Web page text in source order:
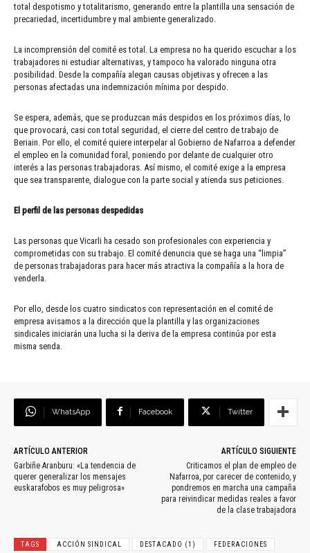
total despotismo y totalitarismo, generando entre la plantilla una sensación de
precariedad, incertidumbre y mal ambiente generalizado.
La incomprensión del comité es total. La empresa no ha querido escuchar a los
trabajadores ni estudiar alternativas, y tampoco ha valorado ninguna otra
posibilidad. Desde la compañía alegan causas objetivas y ofrecen a las
personas afectadas una indemnización mínima por despido.
Se espera, además, que se produzcan más despidos en los próximos días, lo
que provocará, casi con total seguridad, el cierre del centro de trabajo de
Beriain. Por ello, el comité quiere interpelar al Gobierno de Nafarroa a defender
el empleo en la comunidad foral, poniendo por delante de cualquier otro
interés a las personas trabajadoras. Así mismo, el comité exige a la empresa
que sea transparente, dialogue con la parte social y atienda sus peticiones.
El perfil de las personas despedidas
Las personas que Vicarli ha cesado son profesionales con experiencia y
comprometidas con su trabajo. El comité denuncia que se haga una “limpia”
de personas trabajadoras para hacer más atractiva la compañía a la hora de
venderla.
Por ello, desde los cuatro sindicatos con representación en el comité de
empresa avisamos a la dirección que la plantilla y las organizaciones
sindicales iniciarán una lucha si la deriva de la empresa continúa por esta
misma senda.
WhatsApp Facebook Twitter
ARTÍCULO ANTERIOR
Garbiñe Aranburu: «La tendencia de
querer generalizar los mensajes
euskarafobos es muy peligrosa»
ARTÍCULO SIGUIENTE
Criticamos el plan de empleo de
Nafarroa, por carecer de contenido, y
pondremos en marcha una campaña
para reivindicar medidas reales a favor
de la clase trabajadora
TAGS ACCIÓN SINDICAL DESTACADO (1) FEDERACIONES